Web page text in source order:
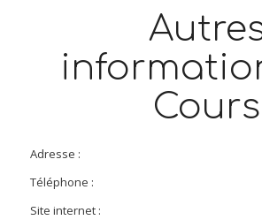
Cours
Adresse :
Téléphone :
Site internet :